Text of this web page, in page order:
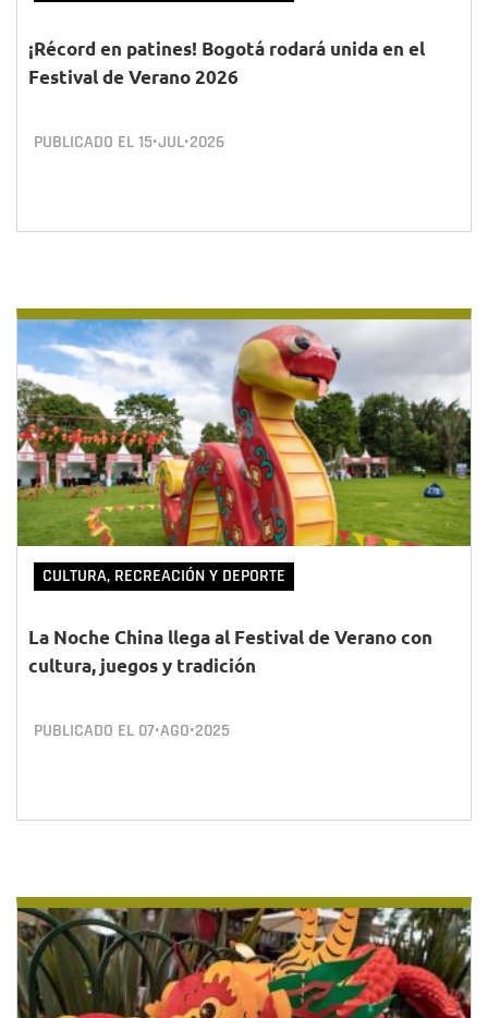
¡Récord en patines! Bogotá rodará unida en el
Festival de Verano 2026
PUBLICADO EL15•JUL•2026
CULTURA, RECREACIÓN Y DEPORTE
La Noche China llega al Festival de Verano con
cultura, juegos y tradición
PUBLICADO EL 07•AGO•2025